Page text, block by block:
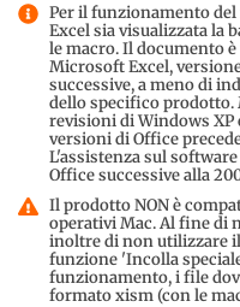
Per il funzionamento
Excel sia visualizzata la
le macro. Il documento
Microsoft Excel,
successive, a meno di
dello specifico
revisioni di Windows XP
versioni di Office
L'assistenza sul
Office successive alla
Il prodotto NON è
operativi Mac. Al fine di
inoltre di non utilizzare
funzione 'Incolla
funzionamento, i file
formato xism (con le